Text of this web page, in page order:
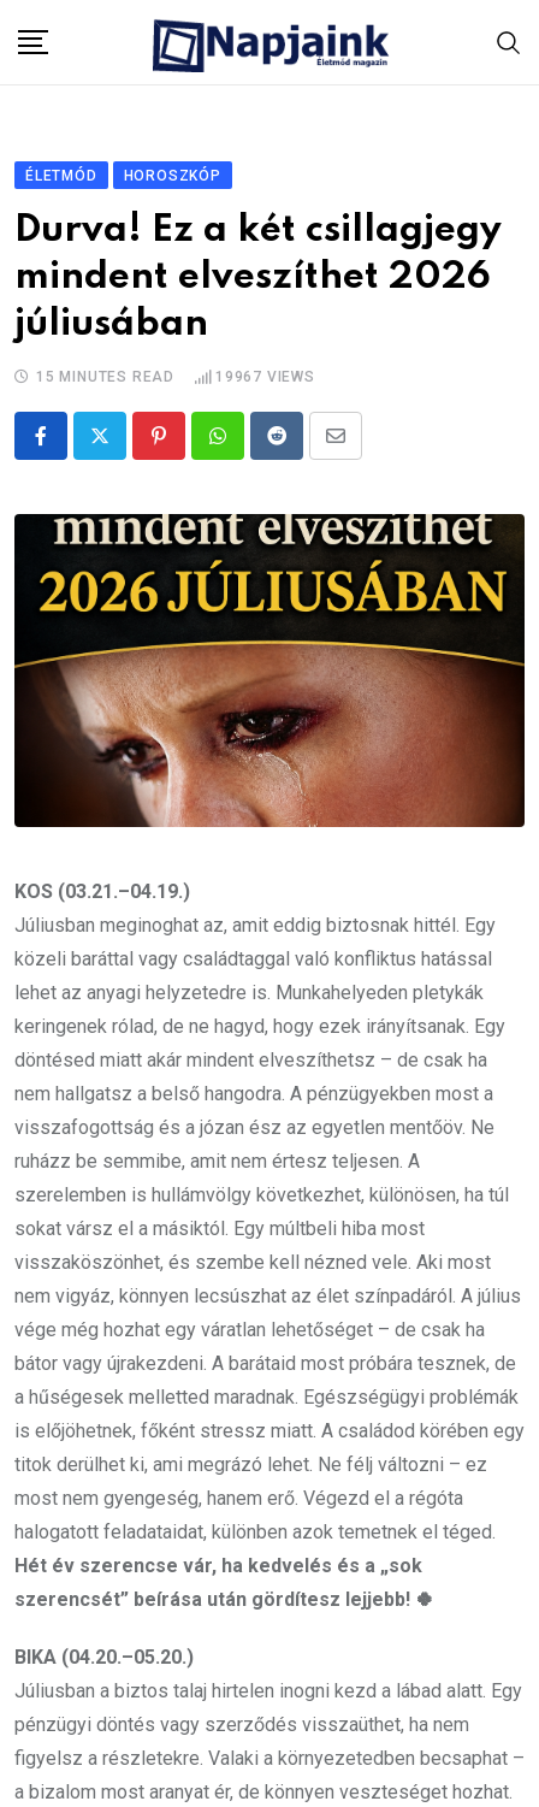
ÉLETMÓD HOROSZKÓP
Durva! Ez a két csillagjegy
mindent elveszíthet 2026
júliusában
15 MINUTES READ 19967 VIEWS
PinterestWhatsappRedditShare
Email
KOS (03.21.–04.19.)
Júliusban meginoghat az, amit eddig biztosnak hittél. Egy
közeli baráttal vagy családtaggal való konfliktus hatással
lehet az anyagi helyzetedre is. Munkahelyeden pletykák
keringenek rólad, de ne hagyd, hogy ezek irányítsanak. Egy
döntésed miatt akár mindent elveszíthetsz – de csak ha
nem hallgatsz a belső hangodra. A pénzügyekben most a
visszafogottság és a józan ész az egyetlen mentőöv. Ne
ruházz be semmibe, amit nem értesz teljesen. A
szerelemben is hullámvölgy következhet, különösen, ha túl
sokat vársz el a másiktól. Egy múltbeli hiba most
visszaköszönhet, és szembe kell nézned vele. Aki most
nem vigyáz, könnyen lecsúszhat az élet színpadáról. A július
vége még hozhat egy váratlan lehetőséget – de csak ha
bátor vagy újrakezdeni. A barátaid most próbára tesznek, de
a hűségesek melletted maradnak. Egészségügyi problémák
is előjöhetnek, főként stressz miatt. A családod körében egy
titok derülhet ki, ami megrázó lehet. Ne félj változni – ez
most nem gyengeség, hanem erő. Végezd el a régóta
halogatott feladataidat, különben azok temetnek el téged.
Hét év szerencse vár, ha kedvelés és a „sok
szerencsét” beírása után gördítesz lejjebb! 🍀
BIKA (04.20.–05.20.)
Júliusban a biztos talaj hirtelen inogni kezd a lábad alatt. Egy
pénzügyi döntés vagy szerződés visszaüthet, ha nem
figyelsz a részletekre. Valaki a környezetedben becsaphat –
a bizalom most aranyat ér, de könnyen veszteséget hozhat.